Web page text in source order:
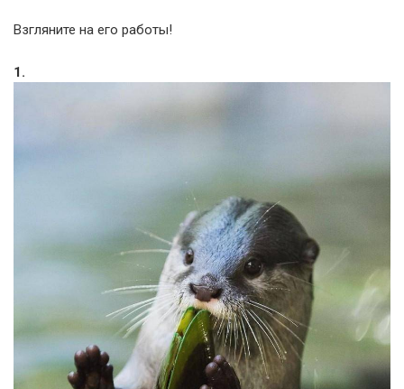
Взгляните на его работы!
1.